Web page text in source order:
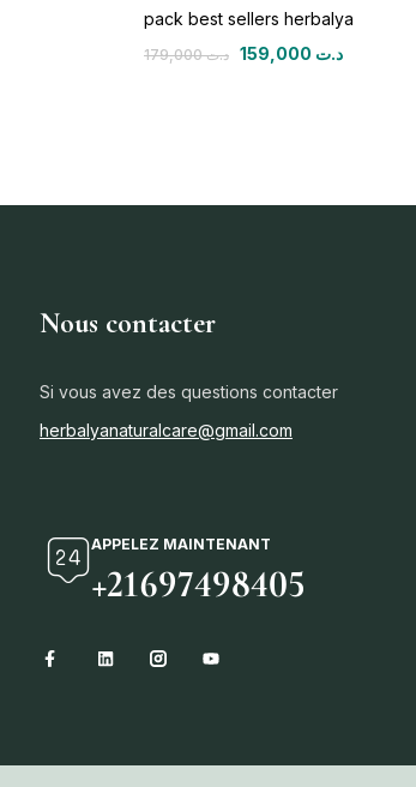
pack best sellers herbalya
د.ت179,000 د.ت
Nous contacter
Si vous avez des questions contacter
herbalyanaturalcare@gmail.com
APPELEZ MAINTENANT
+21697498405